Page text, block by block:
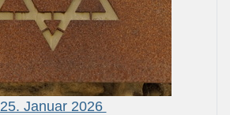
25. Januar 2026